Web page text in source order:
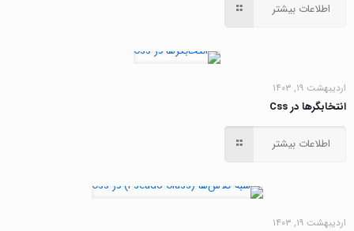
اطلاعات بیشتر
اردیبهشت ۱۹, ۱۴۰۳
انتخابگرها در Css
اطلاعات بیشتر
اردیبهشت ۱۹, ۱۴۰۳